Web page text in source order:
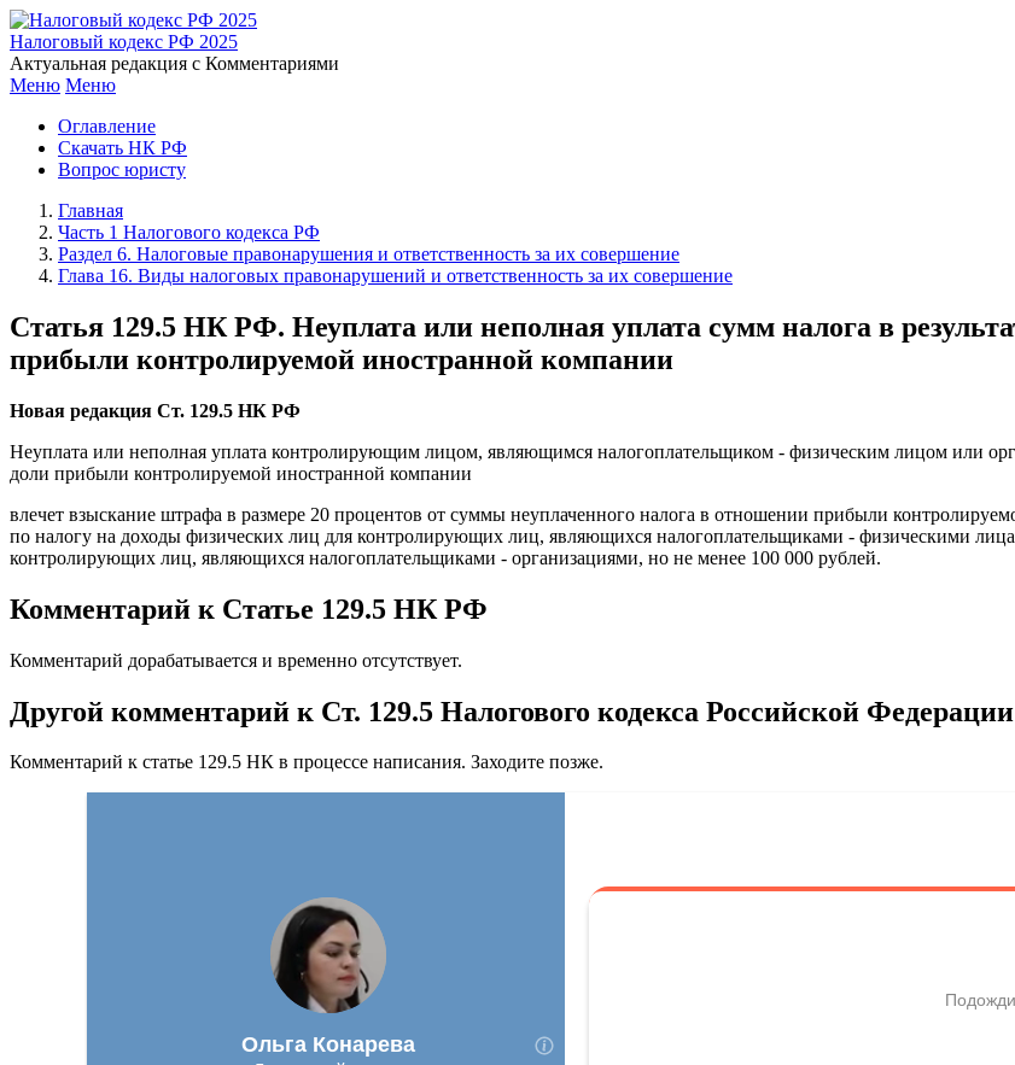
Перейти
к
основному
содержанию
Налоговый кодекс РФ 2025
Актуальная редакция с Комментариями
Меню
Меню Меню
Оглавление
Скачать НК РФ
Вопрос юристу
Главная
Часть 1 Налогового кодекса РФ
Раздел 6. Налоговые правонарушения и ответственность за их совершение
Глава 16. Виды налоговых правонарушений и ответственность за их совершение
Статья 129.5 НК РФ. Неуплата или неполная уплата сумм налога в
прибыли контролируемой иностранной компании
Новая редакция Ст. 129.5 НК РФ
Неуплата или неполная уплата контролирующим лицом, являющимся налогоплательщиком - физическим лицом или
доли прибыли контролируемой иностранной компании
влечет взыскание штрафа в размере 20 процентов от суммы неуплаченного налога в отношении прибыли
по налогу на доходы физических лиц для контролирующих лиц, являющихся налогоплательщиками - физическими
контролирующих лиц, являющихся налогоплательщиками - организациями, но не менее 100 000 рублей.
Комментарий к Статье 129.5 НК РФ
Комментарий дорабатывается и временно отсутствует.
Другой комментарий к Ст. 129.5 Налогового кодекса Российской Федерации
Комментарий к статье 129.5 НК в процессе написания. Заходите позже.